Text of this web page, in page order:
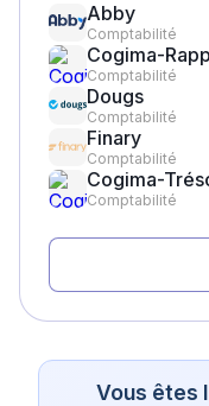
Abby
Comptabilité
Cogima-
Comptabilité
Dougs
Comptabilité
Finary
Comptabilité
Cogima-
Comptabilité
Vous êtes